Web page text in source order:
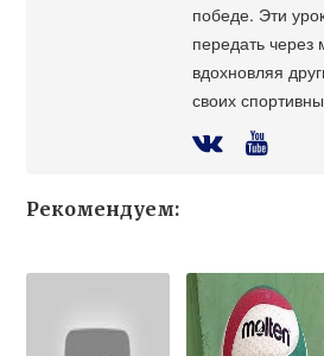
победе. Эти
передать через
вдохновляя
своих
Рекомендуем: